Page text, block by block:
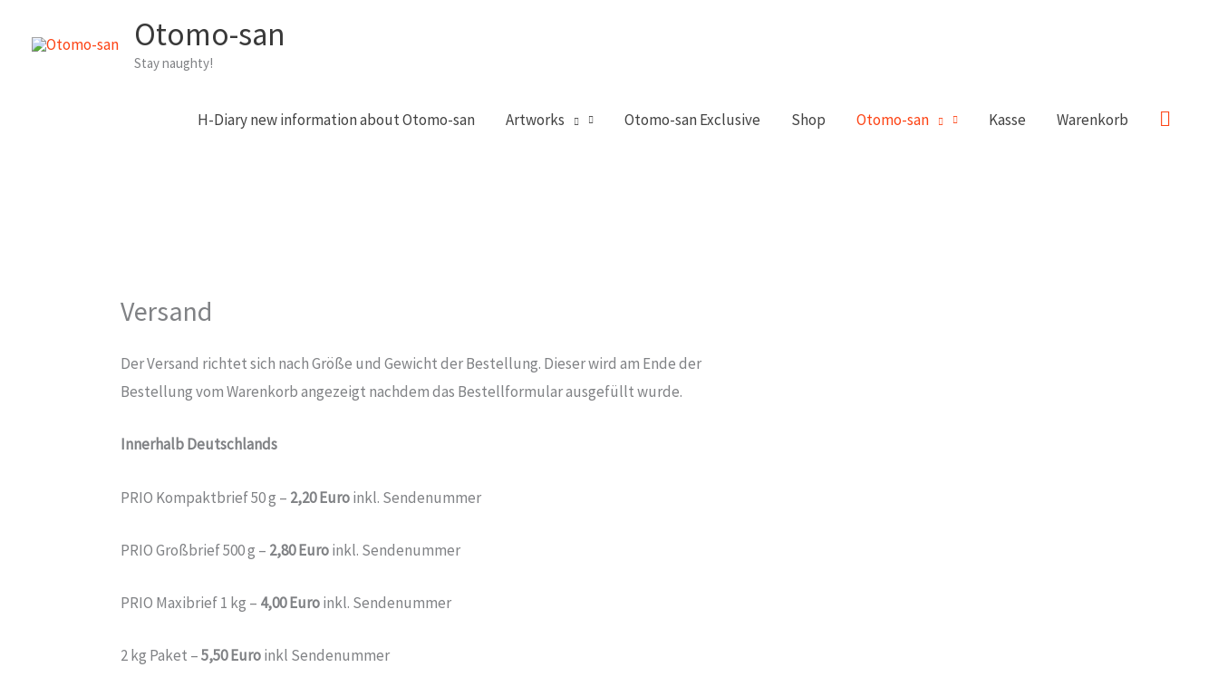
Inhalt
Otomo-san
Stay naughty!
H-Diary new information about Otomo-san Artworks Otomo-san Exclusive Shop Otomo-san Kasse Warenkorb
Versand
Der Versand richtet sich nach Größe und Gewicht der Bestellung. Dieser wird am Ende der
Bestellung vom Warenkorb angezeigt nachdem das Bestellformular ausgefüllt wurde.
Innerhalb Deutschlands
PRIO Kompaktbrief 50 g – 2,20 Euroinkl. Sendenummer
PRIO Großbrief 500 g – 2,80 Euroinkl. Sendenummer
PRIO Maxibrief 1 kg – 4,00 Euroinkl. Sendenummer
2 kg Paket –5,50 Euroinkl Sendenummer